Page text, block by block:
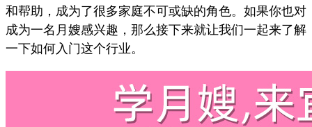
和帮助，成为了很多家庭不可或缺的角色。如果你也对
成为一名月嫂感兴趣，那么接下来就让我们一起来了解
一下如何入门这个行业。